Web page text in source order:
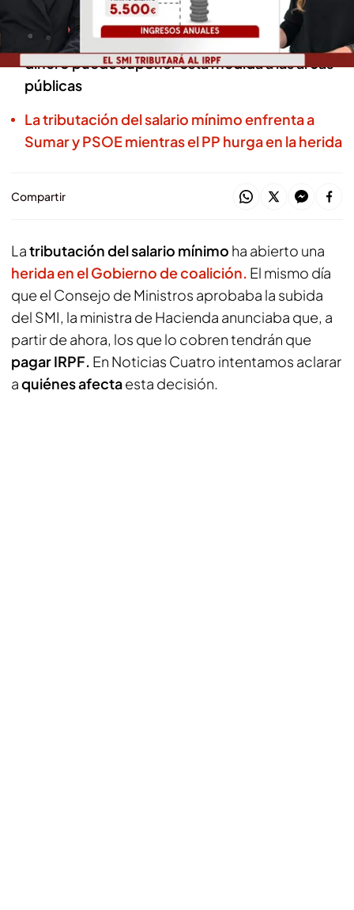
afectará al 20% de los que cobran el SMI
El Gobierno no ha dado una cifra de cuánto
dinero puede suponer esta medida a las arcas
públicas
La tributación del salario mínimo enfrenta a
Sumar y PSOE mientras el PP hurga en la herida
Compartir
Latributación del salario mínimo ha abierto una
herida en el Gobierno de coalición. El mismo día
que el Consejo de Ministros aprobaba la subida
del SMI, la ministra de Hacienda anunciaba que, a
partir de ahora, los que lo cobren tendrán que
pagar IRPF. En Noticias Cuatro intentamos aclarar
aquiénes afectaesta decisión.